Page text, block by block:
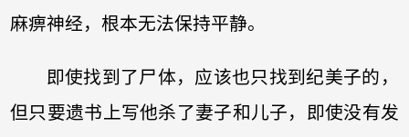
麻痹神经，根本无法保持平静。
即使找到了尸体，应该也只找到纪美子的，
但只要遗书上写他杀了妻子和儿子，即使没有发